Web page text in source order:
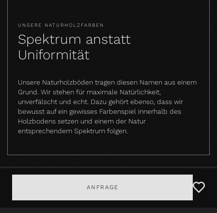
UNSERE NATURHOLZFARBEN
Spektrum anstatt
Uniformität
Unsere Naturholzböden tragen diesen Namen aus einem
Grund. Wir stehen für maximale Natürlichkeit,
unverfälscht und echt. Dazu gehört ebenso, dass wir
bewusst auf ein gewisses Farbenspiel innerhalb des
Holzbodens setzen und einem der Natur
entsprechendem Spektrum folgen.
ANFRAGE